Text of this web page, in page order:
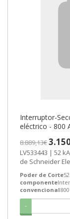
Interruptor-
eléctrico - 800
8.889,13€
LV533443 | 52 kA 800 A Compact NS Interruptor seccionador
de Schneider
Poder de Corte
componente
convencional
-